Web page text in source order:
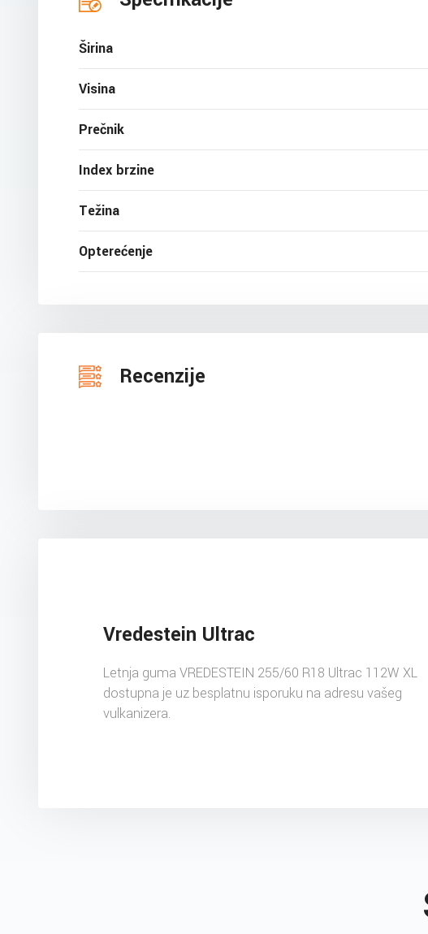
Širina
Visina
Prečnik
Index brzine
Težina
Opterećenje
Recenzije
Vredestein Ultrac
Letnja guma VREDESTEIN 255/60 R18 Ultrac 112W XL
dostupna je uz besplatnu isporuku na adresu vašeg
vulkanizera.